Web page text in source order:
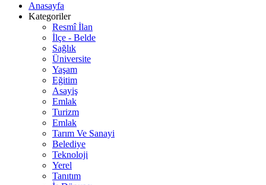
Anasayfa
Kategoriler
Resmî İlan
İlçe - Belde
Sağlık
Üniversite
Yaşam
Eğitim
Asayiş
Emlak
Turizm
Emlak
Tarım Ve Sanayi
Belediye
Teknoloji
Yerel
Tanıtım